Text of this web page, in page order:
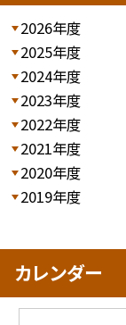
2026年度
2025年度
2024年度
2023年度
2022年度
2021年度
2020年度
2019年度
カレンダー